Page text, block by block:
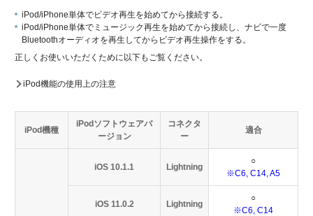
iPod/iPhone単体でビデオ再生を始めてから接続する。
iPod/iPhone単体でミュージック再生を始めてから接続し、ナビで一度
Bluetoothオーディオを再生してからビデオ再生操作をする。
正しくお使いいただくために以下もご覧ください。
iPod機能の使用上の注意
iPod機種
iPodソフトウェアバ
ージョン
コネクタ
ー
適合
iOS 10.1.1 Lightning
○
※C6, C14, A5
iOS 11.0.2 Lightning
○
※C6, C14